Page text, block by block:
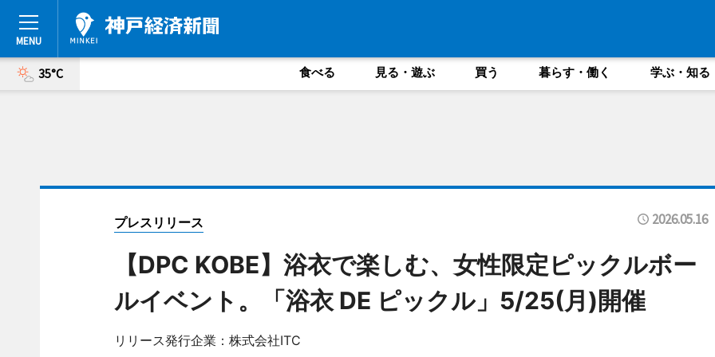
35°C 食べる 見る・遊ぶ 買う 暮らす・働く 学ぶ・知る
プレスリリース 2026.05.16
【DPC KOBE】浴衣で楽しむ、女性限定ピックルボー
ルイベント。「浴衣 DE ピックル」5/25(月)開催
リリース発行企業：株式会社ITC